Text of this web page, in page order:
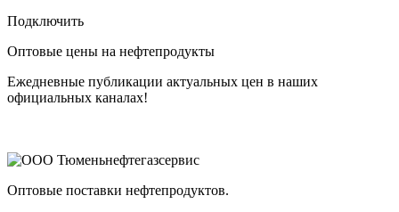
Подключить
Оптовые цены на нефтепродукты
Ежедневные публикации актуальных цен в наших
официальных каналах!
Оптовые поставки нефтепродуктов.